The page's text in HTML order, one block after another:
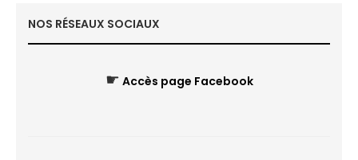
NOS RÉSEAUX SOCIAUX
☛ Accès page Facebook